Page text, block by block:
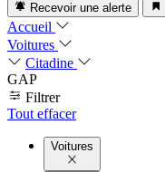
Recevoir une alerte
Accueil
Voitures
Citadine
GAP
Filtrer
Tout effacer
Voitures